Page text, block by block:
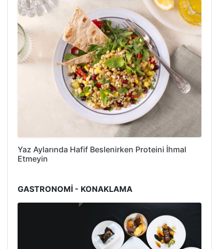
Yaz Aylarında Hafif Beslenirken Proteini İhmal
Etmeyin
GASTRONOMİ - KONAKLAMA